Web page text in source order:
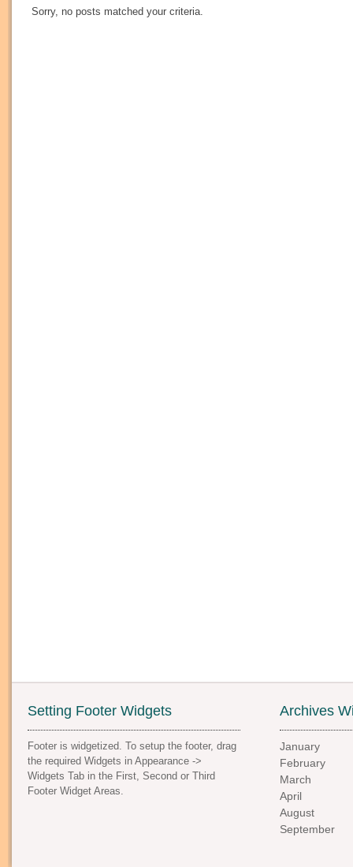
Sorry, no posts matched your criteria.
Setting Footer Widgets
Footer is widgetized. To setup the footer, drag
the required Widgets in Appearance ->
Widgets Tab in the First, Second or Third
Footer Widget Areas.
Archives
January
February
March
April
August
September